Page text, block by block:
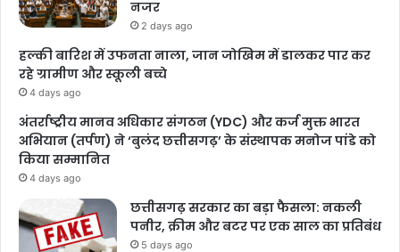
विज्ञापनमेंकमिशन लेने
प्रक्रिया में बड़े घोटाले का आरोप
नजर
2 days ago
हल्की बारिश में उफनता नाला, जान जोखिम में डालकर पार कर
रहे ग्रामीण और स्कूली बच्चे
4 days ago
अंतर्राष्ट्रीय मानव अधिकार संगठन (YDC) और कर्ज मुक्त भारत
अभियान (तर्पण) ने ‘बुलंद छत्तीसगढ़’ के संस्थापक मनोज पांडे को
किया सम्मानित
4 days ago
छत्तीसगढ़ सरकार का बड़ा फैसला: नकली
पनीर, क्रीम और बटर पर एक साल का प्रतिबंध
5 days ago